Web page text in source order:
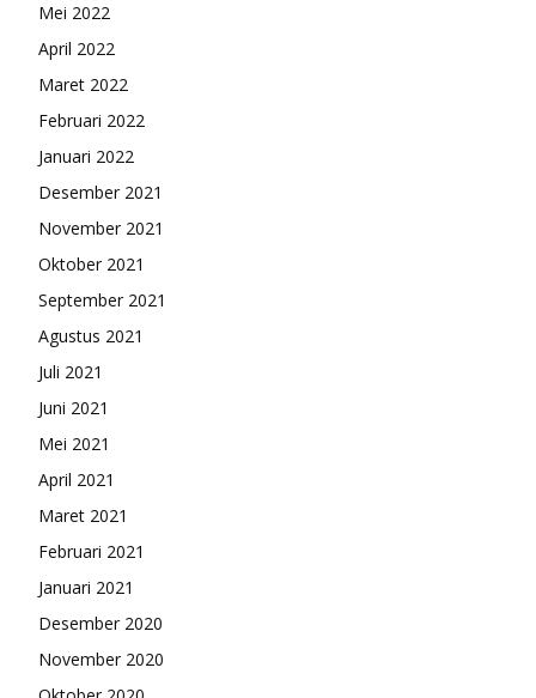
Mei 2022
April 2022
Maret 2022
Februari 2022
Januari 2022
Desember 2021
November 2021
Oktober 2021
September 2021
Agustus 2021
Juli 2021
Juni 2021
Mei 2021
April 2021
Maret 2021
Februari 2021
Januari 2021
Desember 2020
November 2020